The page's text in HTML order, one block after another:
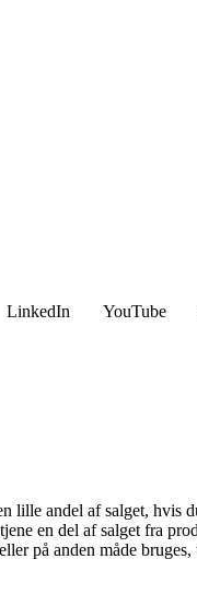
LinkedIn YouTube
lille andel af salget, hvis
en del af salget fra
på anden måde